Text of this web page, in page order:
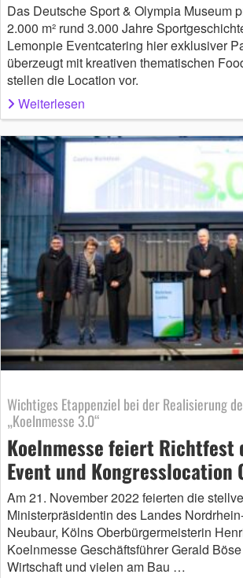
Das Deutsche Sport & Olympia Museum
2.000 m² rund 3.000 Jahre
Lemonpie Eventcatering hier exklusiver
überzeugt mit kreativen thematischen
stellen die Location vor.
Weiterlesen
Wichtiges Etappenziel bei der Realisierung
„Koelnmesse 3.0“
Koelnmesse feiert Richtfest
Event und Kongresslocation
Am 21. November 2022 feierten die
Ministerpräsidentin des Landes
Neubaur, Kölns Oberbürgermeisterin
Koelnmesse Geschäftsführer Gerald
Wirtschaft und vielen am Bau …